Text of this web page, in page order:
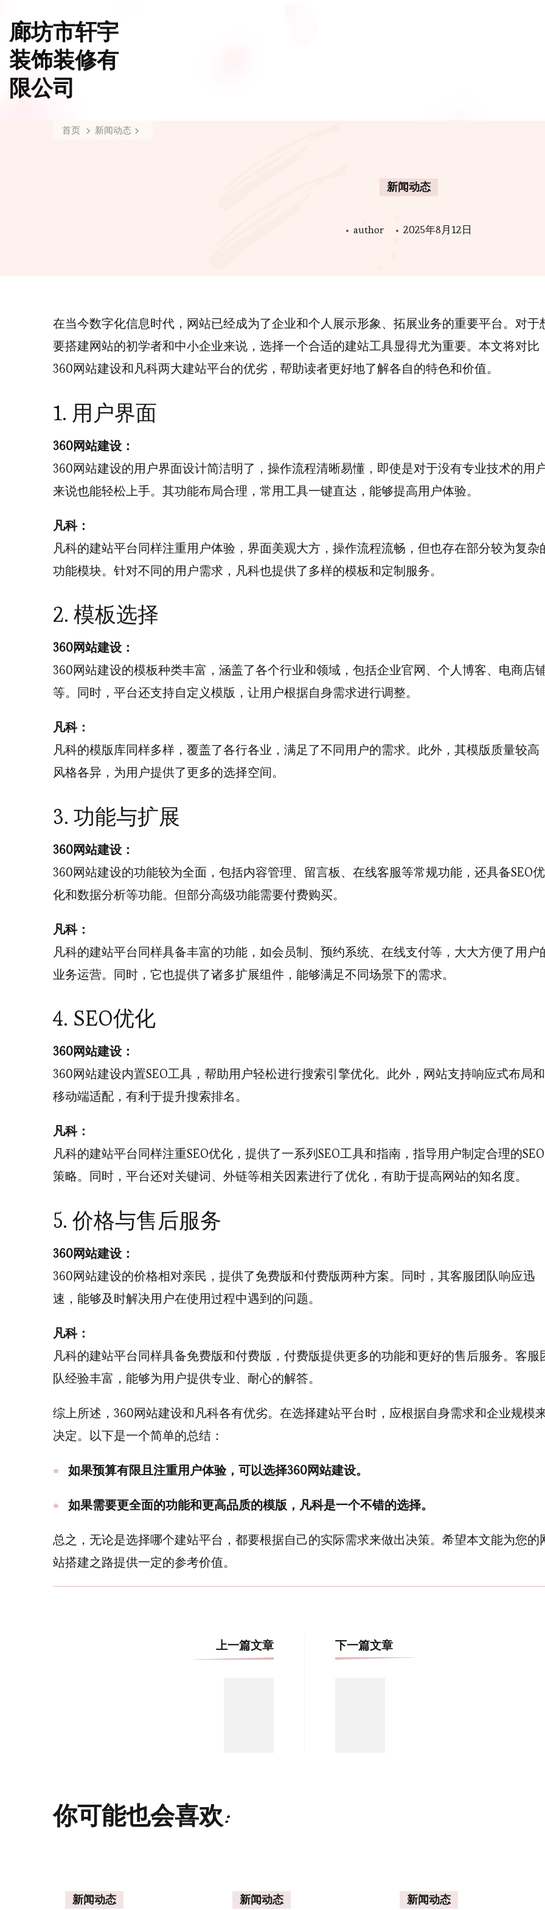
廊坊市轩宇
装饰装修有
限公司
首页 新闻动态
新闻动态
author 2025年8月12日
在当今数字化信息时代，网站已经成为了企业和个人展示形象、拓展业务的重要平台。对于
要搭建网站的初学者和中小企业来说，选择一个合适的建站工具显得尤为重要。本文将对比
360网站建设和凡科两大建站平台的优劣，帮助读者更好地了解各自的特色和价值。
1. 用户界面
360网站建设：
360网站建设的用户界面设计简洁明了，操作流程清晰易懂，即使是对于没有专业技术的用
来说也能轻松上手。其功能布局合理，常用工具一键直达，能够提高用户体验。
凡科：
凡科的建站平台同样注重用户体验，界面美观大方，操作流程流畅，但也存在部分较为复杂
功能模块。针对不同的用户需求，凡科也提供了多样的模板和定制服务。
2. 模板选择
360网站建设：
360网站建设的模板种类丰富，涵盖了各个行业和领域，包括企业官网、个人博客、电商店
等。同时，平台还支持自定义模版，让用户根据自身需求进行调整。
凡科：
凡科的模版库同样多样，覆盖了各行各业，满足了不同用户的需求。此外，其模版质量较高
风格各异，为用户提供了更多的选择空间。
3. 功能与扩展
360网站建设：
360网站建设的功能较为全面，包括内容管理、留言板、在线客服等常规功能，还具备SEO优
化和数据分析等功能。但部分高级功能需要付费购买。
凡科：
凡科的建站平台同样具备丰富的功能，如会员制、预约系统、在线支付等，大大方便了用户
业务运营。同时，它也提供了诸多扩展组件，能够满足不同场景下的需求。
4. SEO优化
360网站建设：
360网站建设内置SEO工具，帮助用户轻松进行搜索引擎优化。此外，网站支持响应式布局和
移动端适配，有利于提升搜索排名。
凡科：
凡科的建站平台同样注重SEO优化，提供了一系列SEO工具和指南，指导用户制定合理的SEO
策略。同时，平台还对关键词、外链等相关因素进行了优化，有助于提高网站的知名度。
5. 价格与售后服务
360网站建设：
360网站建设的价格相对亲民，提供了免费版和付费版两种方案。同时，其客服团队响应迅
速，能够及时解决用户在使用过程中遇到的问题。
凡科：
凡科的建站平台同样具备免费版和付费版，付费版提供更多的功能和更好的售后服务。客服
队经验丰富，能够为用户提供专业、耐心的解答。
综上所述，360网站建设和凡科各有优劣。在选择建站平台时，应根据自身需求和企业规模
决定。以下是一个简单的总结：
如果预算有限且注重用户体验，可以选择360网站建设。
如果需要更全面的功能和更高品质的模版，凡科是一个不错的选择。
总之，无论是选择哪个建站平台，都要根据自己的实际需求来做出决策。希望本文能为您的
站搭建之路提供一定的参考价值。
上一篇文章 下一篇文章
你可能也会喜欢:
新闻动态 新闻动态 新闻动态